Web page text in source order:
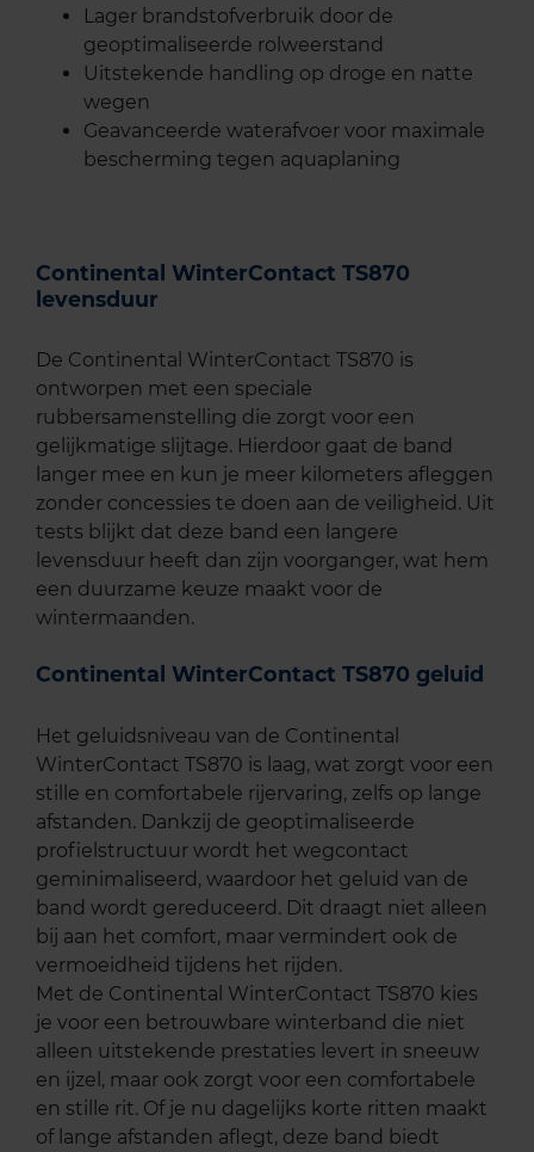
Lager brandstofverbruik door de
geoptimaliseerde rolweerstand
Uitstekende handling op droge en natte
wegen
Geavanceerde waterafvoer voor maximale
bescherming tegen aquaplaning
Continental WinterContact TS870
levensduur
De Continental WinterContact TS870 is
ontworpen met een speciale
rubbersamenstelling die zorgt voor een
gelijkmatige slijtage. Hierdoor gaat de band
langer mee en kun je meer kilometers afleggen
zonder concessies te doen aan de veiligheid. Uit
tests blijkt dat deze band een langere
levensduur heeft dan zijn voorganger, wat hem
een duurzame keuze maakt voor de
wintermaanden.
Continental WinterContact TS870 geluid
Het geluidsniveau van de Continental
WinterContact TS870 is laag, wat zorgt voor een
stille en comfortabele rijervaring, zelfs op lange
afstanden. Dankzij de geoptimaliseerde
profielstructuur wordt het wegcontact
geminimaliseerd, waardoor het geluid van de
band wordt gereduceerd. Dit draagt niet alleen
bij aan het comfort, maar vermindert ook de
vermoeidheid tijdens het rijden.
Met de Continental WinterContact TS870 kies
je voor een betrouwbare winterband die niet
alleen uitstekende prestaties levert in sneeuw
en ijzel, maar ook zorgt voor een comfortabele
en stille rit. Of je nu dagelijks korte ritten maakt
of lange afstanden aflegt, deze band biedt